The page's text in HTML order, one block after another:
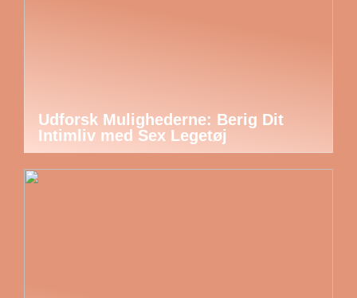
Udforsk Mulighederne: Berig Dit
Intimliv med Sex Legetøj